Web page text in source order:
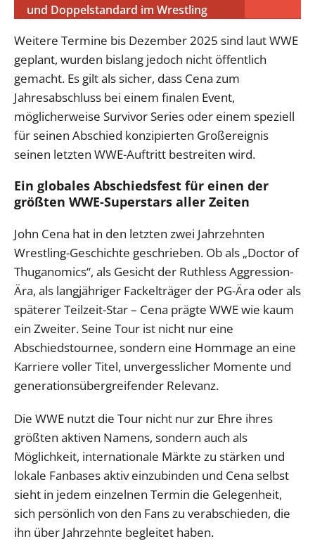
und Doppelstandard im Wrestling
Weitere Termine bis Dezember 2025 sind laut WWE
geplant, wurden bislang jedoch nicht öffentlich
gemacht. Es gilt als sicher, dass Cena zum
Jahresabschluss bei einem finalen Event,
möglicherweise Survivor Series oder einem speziell
für seinen Abschied konzipierten Großereignis
seinen letzten WWE-Auftritt bestreiten wird.
Ein globales Abschiedsfest für einen der
größten WWE-Superstars aller Zeiten
John Cena hat in den letzten zwei Jahrzehnten
Wrestling-Geschichte geschrieben. Ob als „Doctor of
Thuganomics“, als Gesicht der Ruthless Aggression-
Ära, als langjähriger Fackelträger der PG-Ära oder als
späterer Teilzeit-Star – Cena prägte WWE wie kaum
ein Zweiter. Seine Tour ist nicht nur eine
Abschiedstournee, sondern eine Hommage an eine
Karriere voller Titel, unvergesslicher Momente und
generationsübergreifender Relevanz.
Die WWE nutzt die Tour nicht nur zur Ehre ihres
größten aktiven Namens, sondern auch als
Möglichkeit, internationale Märkte zu stärken und
lokale Fanbases aktiv einzubinden und Cena selbst
sieht in jedem einzelnen Termin die Gelegenheit,
sich persönlich von den Fans zu verabschieden, die
ihn über Jahrzehnte begleitet haben.